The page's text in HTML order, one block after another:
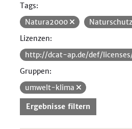
Tags:
Natura2000
Naturschutz
Lizenzen:
http://dcat-ap.de/def/
Gruppen:
umwelt-klima
Ergebnisse filtern